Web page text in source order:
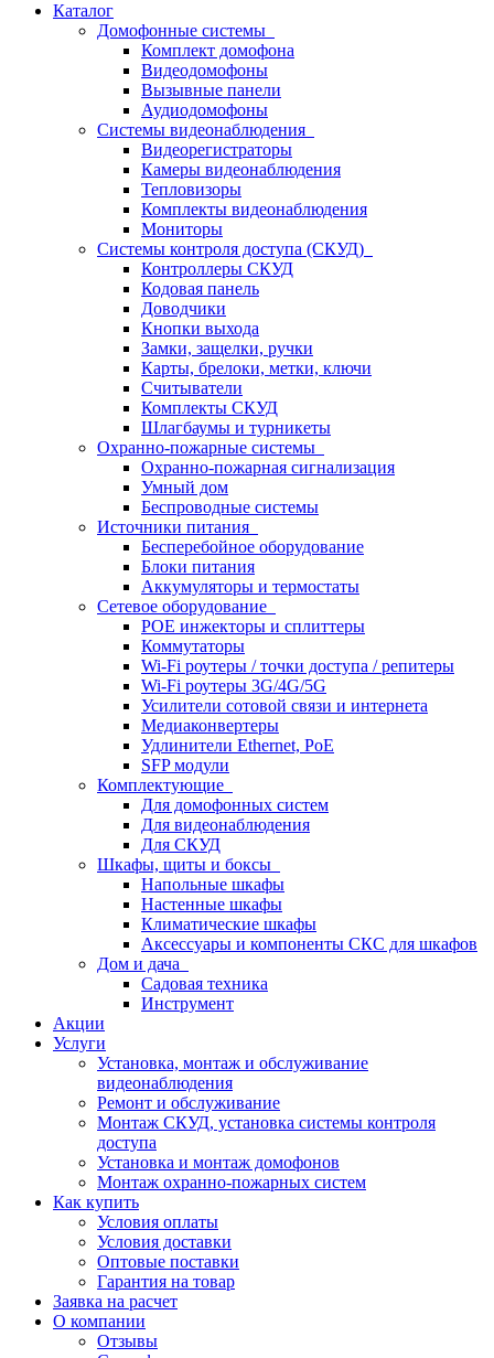
Каталог
Домофонные системы
Комплект домофона
Видеодомофоны
Вызывные панели
Аудиодомофоны
Системы видеонаблюдения
Видеорегистраторы
Камеры видеонаблюдения
Тепловизоры
Комплекты видеонаблюдения
Мониторы
Системы контроля доступа (СКУД)
Контроллеры СКУД
Кодовая панель
Доводчики
Кнопки выхода
Замки, защелки, ручки
Карты, брелоки, метки, ключи
Считыватели
Комплекты СКУД
Шлагбаумы и турникеты
Охранно-пожарные системы
Охранно-пожарная сигнализация
Умный дом
Беспроводные системы
Источники питания
Бесперебойное оборудование
Блоки питания
Аккумуляторы и термостаты
Сетевое оборудование
POE инжекторы и сплиттеры
Коммутаторы
Wi-Fi роутеры / точки доступа / репитеры
Wi-Fi роутеры 3G/4G/5G
Усилители сотовой связи и интернета
Медиаконвертеры
Удлинители Ethernet, PoE
SFP модули
Комплектующие
Для домофонных систем
Для видеонаблюдения
Для СКУД
Шкафы, щиты и боксы
Напольные шкафы
Настенные шкафы
Климатические шкафы
Аксессуары и компоненты СКС для шкафов
Дом и дача
Садовая техника
Инструмент
Акции
Услуги
Установка, монтаж и обслуживание
видеонаблюдения
Ремонт и обслуживание
Монтаж СКУД, установка системы контроля
доступа
Установка и монтаж домофонов
Монтаж охранно-пожарных систем
Как купить
Условия оплаты
Условия доставки
Оптовые поставки
Гарантия на товар
Заявка на расчет
О компании
Отзывы